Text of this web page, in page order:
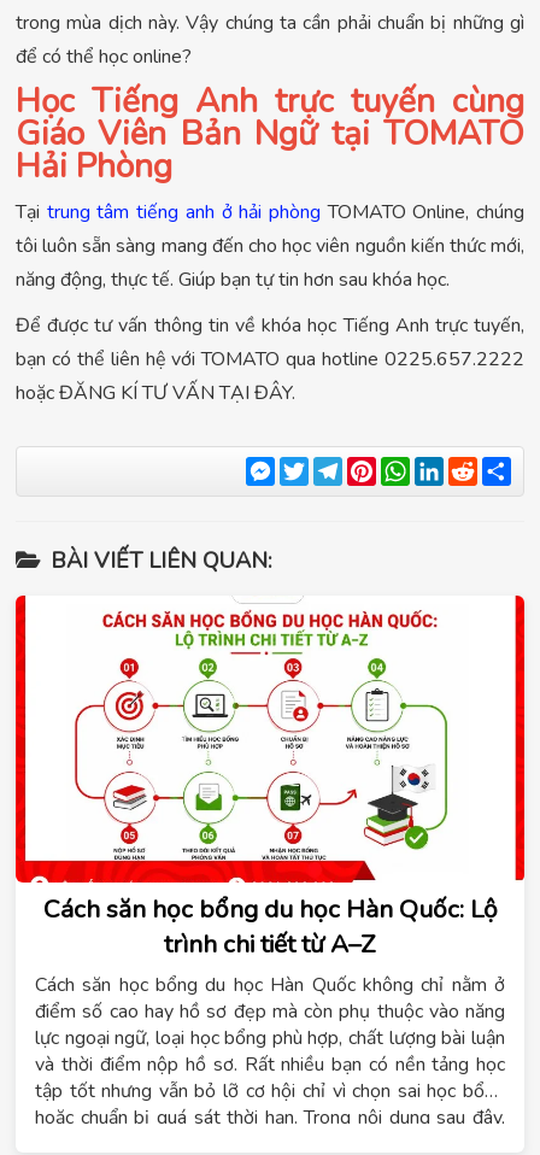
trong mùa dịch này. Vậy chúng ta cần phải chuẩn bị những gì
để có thể học online?
Học Tiếng Anh trực tuyến cùng
Giáo Viên Bản Ngữ tại TOMATO
Hải Phòng
Tại trung tâm tiếng anh ở hải phòng TOMATO Online, chúng
tôi luôn sẵn sàng mang đến cho học viên nguồn kiến thức mới,
năng động, thực tế. Giúp bạn tự tin hơn sau khóa học.
Để được tư vấn thông tin về khóa học Tiếng Anh trực tuyến,
bạn có thể liên hệ với TOMATO qua hotline 0225.657.2222
hoặc ĐĂNG KÍ TƯ VẤN TẠI ĐÂY.
Messenger
TwitterTelegram
Pinterest
WhatsApp
LinkedIn
Reddit
BÀI VIẾT LIÊN QUAN:
Cách săn học bổng du học Hàn Quốc: Lộ
trình chi tiết từ A–Z
Cách săn học bổng du học Hàn Quốc không chỉ nằm ở
điểm số cao hay hồ sơ đẹp mà còn phụ thuộc vào năng
lực ngoại ngữ, loại học bổng phù hợp, chất lượng bài luận
và thời điểm nộp hồ sơ. Rất nhiều bạn có nền tảng học
tập tốt nhưng vẫn bỏ lỡ cơ hội chỉ vì chọn sai học bổng
hoặc chuẩn bị quá sát thời hạn. Trong nội dung sau đây,